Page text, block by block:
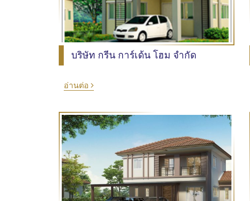
บริษัท กรีน การ์เด้น โฮม จำกัด
อ่านต่อ